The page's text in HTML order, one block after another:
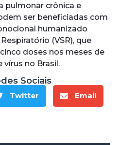
pulmonar crônica e
ser beneficiadas com
humanizado
(VSR), que
doses nos meses de
no Brasil.
Sociais
Twitter Email